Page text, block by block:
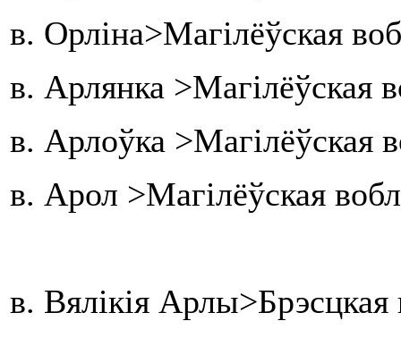
в. Орліна>Магілёўская
в. Арлянка >Магілёўская
в. Арлоўка >Магілёўская
в. Арол >Магілёўская
в. Вялікія Арлы>Брэсцкая